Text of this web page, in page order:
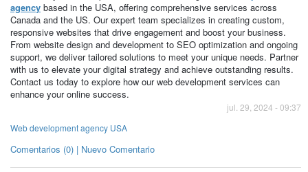
agencybased in the USA, offering comprehensive services across
Canada and the US. Our expert team specializes in creating custom,
responsive websites that drive engagement and boost your business.
From website design and development to SEO optimization and ongoing
support, we deliver tailored solutions to meet your unique needs. Partner
with us to elevate your digital strategy and achieve outstanding results.
Contact us today to explore how our web development services can
enhance your online success.
jul. 29, 2024 - 09:37
Web development agency USA
Comentarios (0) | Nuevo Comentario